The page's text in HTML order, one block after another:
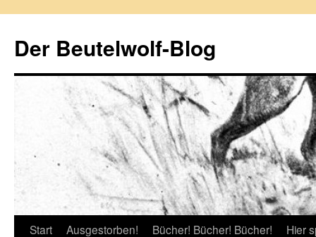
springen
Der Beutelwolf-Blog
Start Ausgestorben! Bücher! Bücher! Bücher!
Hier